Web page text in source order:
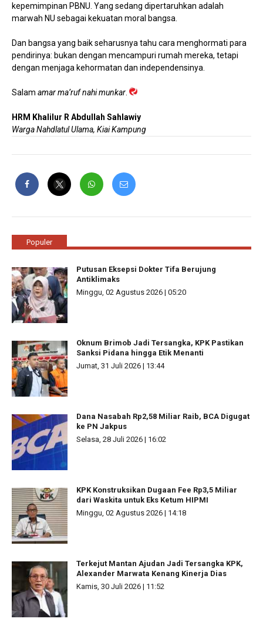
kepemimpinan PBNU. Yang sedang dipertaruhkan adalah
marwah NU sebagai kekuatan moral bangsa.
Dan bangsa yang baik seharusnya tahu cara menghormati para
pendirinya: bukan dengan mencampuri rumah mereka, tetapi
dengan menjaga kehormatan dan independensinya.
Salam amar ma’ruf nahi munkar
HRM Khalilur R Abdullah Sahlawiy
Warga Nahdlatul Ulama, Kiai Kampung
Populer
Putusan Eksepsi Dokter Tifa Berujung
Antiklimaks
Minggu, 02 Agustus 2026 | 05:20
Oknum Brimob Jadi Tersangka, KPK Pastikan
Sanksi Pidana hingga Etik Menanti
Jumat, 31 Juli 2026 | 13:44
Dana Nasabah Rp2,58 Miliar Raib, BCA Digugat
ke PN Jakpus
Selasa, 28 Juli 2026 | 16:02
KPK Konstruksikan Dugaan Fee Rp3,5 Miliar
dari Waskita untuk Eks Ketum HIPMI
Minggu, 02 Agustus 2026 | 14:18
Terkejut Mantan Ajudan Jadi Tersangka KPK,
Alexander Marwata Kenang Kinerja Dias
Kamis, 30 Juli 2026 | 11:52